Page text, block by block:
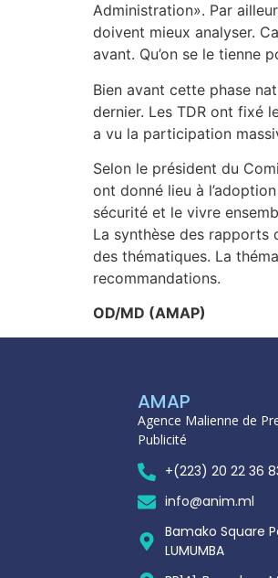
Administration». Par
doivent mieux analyser.
avant. Qu’on se le tienne
Bien avant cette phase
dernier. Les TDR ont fixé
a vu la participation
Selon le président du
ont donné lieu à
sécurité et le vivre
La synthèse des rapports
des thématiques. La
recommandations.
OD/MD (AMAP)
AMAP
Agence Malienne de
Publicité
+(223) 20 22 36
info@anim.ml
Bamako Square
LUMUMBA